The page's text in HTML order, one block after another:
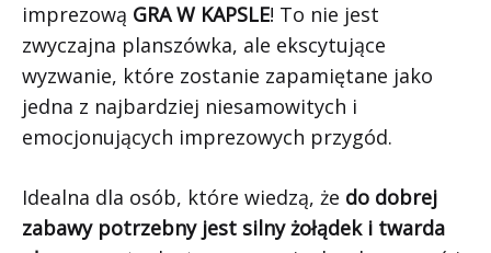
imprezową GRA W KAPSLE! To nie jest
zwyczajna planszówka, ale ekscytujące
wyzwanie, które zostanie zapamiętane jako
jedna z najbardziej niesamowitych i
emocjonujących imprezowych przygód.
Idealna dla osób, które wiedzą, że do dobrej
zabawy potrzebny jest silny żołądek i twarda